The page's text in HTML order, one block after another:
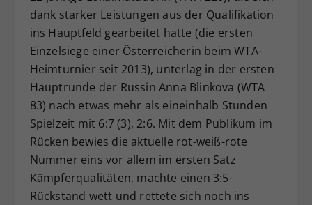
dank starker Leistungen aus der Qualifikation
ins Hauptfeld gearbeitet hatte (die ersten
Einzelsiege einer Österreicherin beim WTA-
Heimturnier seit 2013), unterlag in der ersten
Hauptrunde der Russin Anna Blinkova (WTA
83) nach etwas mehr als eineinhalb Stunden
Spielzeit mit 6:7 (3), 2:6. Mit dem Publikum im
Rücken bewies die aktuelle rot-weiß-rote
Nummer eins vor allem im ersten Satz
Kämpferqualitäten, machte einen 3:5-
Rückstand wett und rettete sich noch ins
Zweck
Dieser Wert speichert Ihre Consent-
Einstellungen. Unter anderem eine
zufällig generierte ID, für die
historische Speicherung Ihrer
vorgenommen Einstellungen, falls der
Webseiten-Betreiber dies eingestellt
hat.